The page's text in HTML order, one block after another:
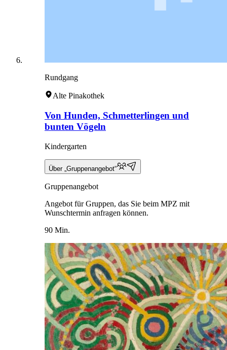
Rundgang
Alte Pinakothek
Von Hunden, Schmetterlingen und
bunten Vögeln
Kindergarten
Über „Gruppenangebot“
Gruppenangebot
Angebot für Gruppen, das Sie beim MPZ mit
Wunschtermin anfragen können.
90 Min.